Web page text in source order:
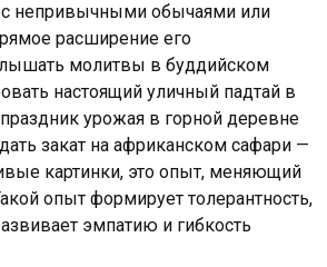
с непривычными обычаями или
расширение его
молитвы в буддийском
настоящий уличный падтай в
урожая в горной деревне
закат на африканском сафари —
картинки, это опыт, меняющий
опыт формирует толерантность,
эмпатию и гибкость